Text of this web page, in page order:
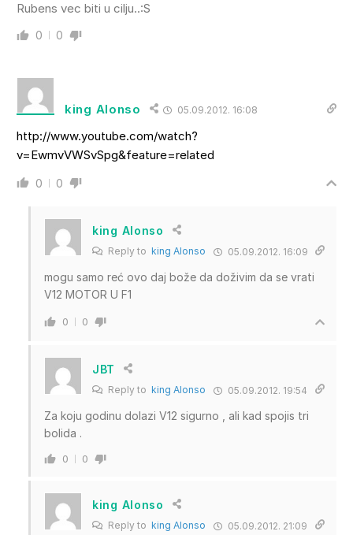
Rubens vec biti u cilju..:S
0 0
king Alonso 05.09.2012. 16:08
http://www.youtube.com/watch?
v=EwmvVWSvSpg&feature=related
0 0
king Alonso
Reply to king Alonso 05.09.2012. 16:09
mogu samo reć ovo daj bože da doživim da se vrati
V12 MOTOR U F1
0 0
JBT
Reply to king Alonso 05.09.2012. 19:54
Za koju godinu dolazi V12 sigurno , ali kad spojis tri
bolida .
0 0
king Alonso
Reply to king Alonso 05.09.2012. 21:09